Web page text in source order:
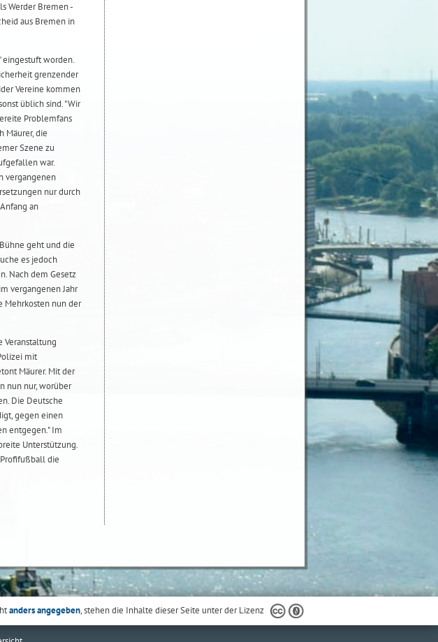
Werder Bremen -
aus Bremen in
eingestuft worden.
grenzender
Vereine kommen
üblich sind. "Wir
Problemfans
Mäurer, die
Szene zu
war.
vergangenen
nur durch
an
geht und die
es jedoch
Nach dem Gesetz
vergangenen Jahr
Mehrkosten nun der
Veranstaltung
mit
Mäurer. Mit der
nun nur, worüber
Die Deutsche
gegen einen
entgegen." Im
Unterstützung.
die
anders angegeben, stehen die Inhalte dieser Seite unter der Lizenz